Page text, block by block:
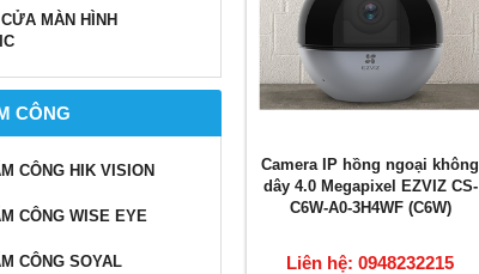
MÀN HÌNH
CÔNG
CÔNG HIK VISION
CÔNG WISE EYE
CÔNG SOYAL
Camera IP hồng ngoại không
dây 4.0 Megapixel EZVIZ CS-
C6W-A0-3H4WF (C6W)
Liên hệ: 0948232215